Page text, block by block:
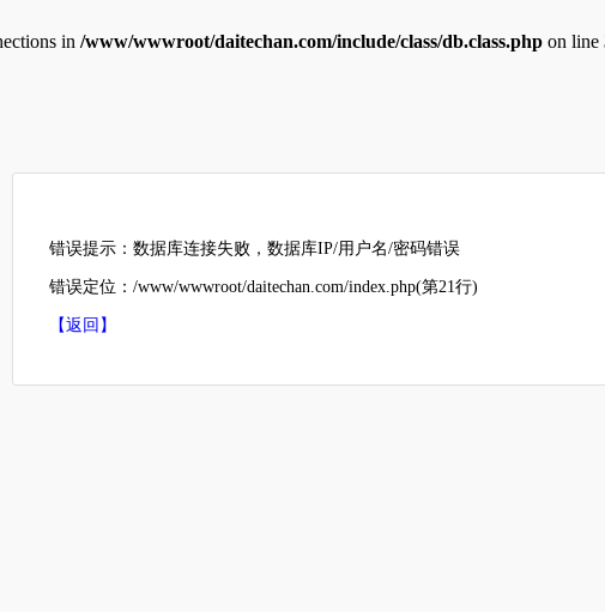
in /www/wwwroot/daitechan.com/include/class/db.class.php on line
错误提示：数据库连接失败，数据库IP/用户名/密码错误
错误定位：/www/wwwroot/daitechan.com/index.php(第21行)
【返回】